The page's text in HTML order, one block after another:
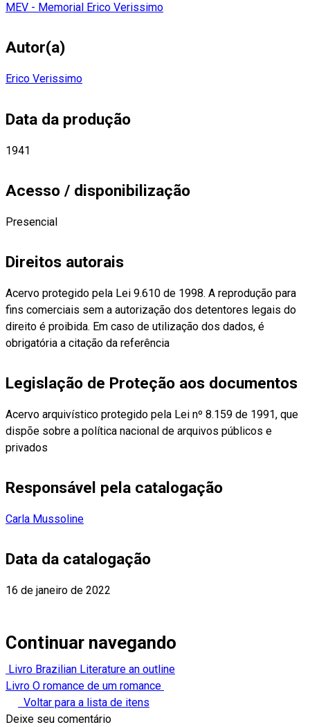
MEV - Memorial Erico Verissimo
Autor(a)
Erico Verissimo
Data da produção
1941
Acesso / disponibilização
Presencial
Direitos autorais
Acervo protegido pela Lei 9.610 de 1998. A reprodução para
fins comerciais sem a autorização dos detentores legais do
direito é proibida. Em caso de utilização dos dados, é
obrigatória a citação da referência
Legislação de Proteção aos documentos
Acervo arquivístico protegido pela Lei nº 8.159 de 1991, que
dispõe sobre a política nacional de arquivos públicos e
privados
Responsável pela catalogação
Carla Mussoline
Data da catalogação
16 de janeiro de 2022
Continuar navegando
Livro Brazilian Literature an outline
Livro O romance de um romance
Voltar para a lista de itens
Deixe seu comentário